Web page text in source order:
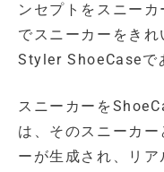
ンセプトをスニー
でスニーカーをき
Styler ShoeCaseで
スニーカーを
は、そのスニーカ
ーが生成され、リ